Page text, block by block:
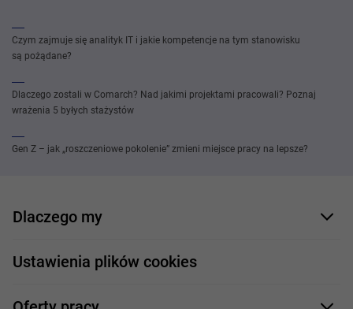
Czym zajmuje się analityk IT i jakie kompetencje na tym stanowisku
są pożądane?
Dlaczego zostali w Comarch? Nad jakimi projektami pracowali? Poznaj
wrażenia 5 byłych stażystów
Gen Z – jak „roszczeniowe pokolenie” zmieni miejsce pracy na lepsze?
Dlaczego my
Nasi pracownicy
Ustawienia plików cookies